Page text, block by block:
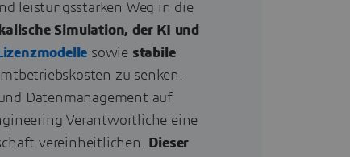
leistungsstarken Weg in die
Simulation, der KI und
sowie stabile
zu senken.
Datenmanagement auf
Verantwortliche eine
vereinheitlichen. Dieser